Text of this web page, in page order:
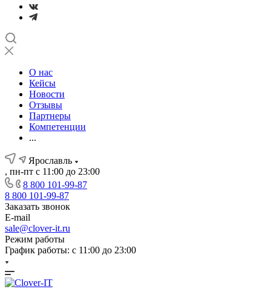
О нас
Кейсы
Новости
Отзывы
Партнеры
Компетенции
...
Ярославль
, пн-пт с 11:00 до 23:00
8 800 101-99-87
8 800 101-99-87
Заказать звонок
E-mail
sale@clover-it.ru
Режим работы
График работы: с 11:00 до 23:00